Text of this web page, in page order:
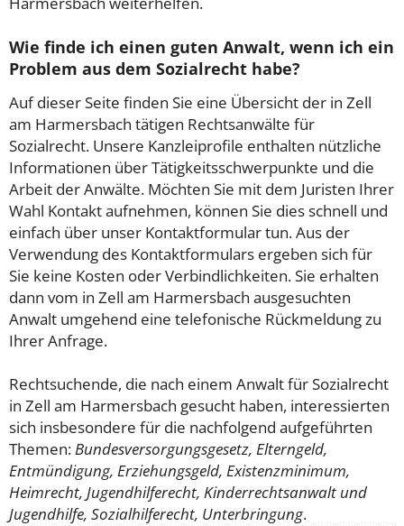
Wie finde ich einen guten Anwalt, wenn ich ein
Problem aus dem Sozialrecht habe?
Auf dieser Seite finden Sie eine Übersicht der in Zell
am Harmersbach tätigen Rechtsanwälte für
Sozialrecht. Unsere Kanzleiprofile enthalten nützliche
Informationen über Tätigkeitsschwerpunkte und die
Arbeit der Anwälte. Möchten Sie mit dem Juristen Ihrer
Wahl Kontakt aufnehmen, können Sie dies schnell und
einfach über unser Kontaktformular tun. Aus der
Verwendung des Kontaktformulars ergeben sich für
Sie keine Kosten oder Verbindlichkeiten. Sie erhalten
dann vom in Zell am Harmersbach ausgesuchten
Anwalt umgehend eine telefonische Rückmeldung zu
Ihrer Anfrage.
Rechtsuchende, die nach einem Anwalt für Sozialrecht
in Zell am Harmersbach gesucht haben, interessierten
sich insbesondere für die nachfolgend aufgeführten
Themen:Bundesversorgungsgesetz, Elterngeld,
Entmündigung, Erziehungsgeld, Existenzminimum,
Heimrecht, Jugendhilferecht, Kinderrechtsanwalt und
Jugendhilfe, Sozialhilferecht, Unterbringung.